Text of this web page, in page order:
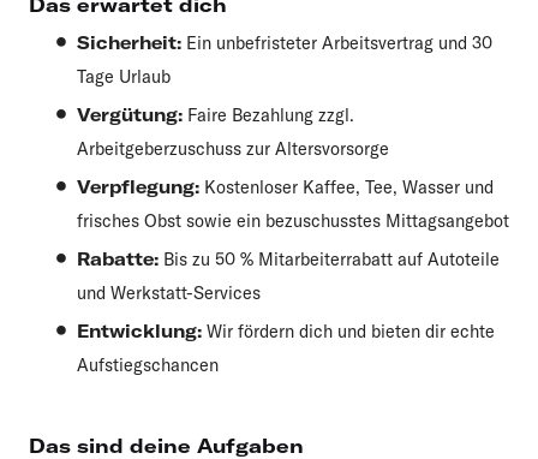
Sicherheit: Ein unbefristeter Arbeitsvertrag und 30
Tage Urlaub
Vergütung: Faire Bezahlung zzgl.
Arbeitgeberzuschuss zur Altersvorsorge
Verpflegung: Kostenloser Kaffee, Tee, Wasser und
frisches Obst sowie ein bezuschusstes Mittagsangebot
Rabatte: Bis zu 50 % Mitarbeiterrabatt auf Autoteile
und Werkstatt-Services
Entwicklung: Wir fördern dich und bieten dir echte
Aufstiegschancen
Das sind deine Aufgaben